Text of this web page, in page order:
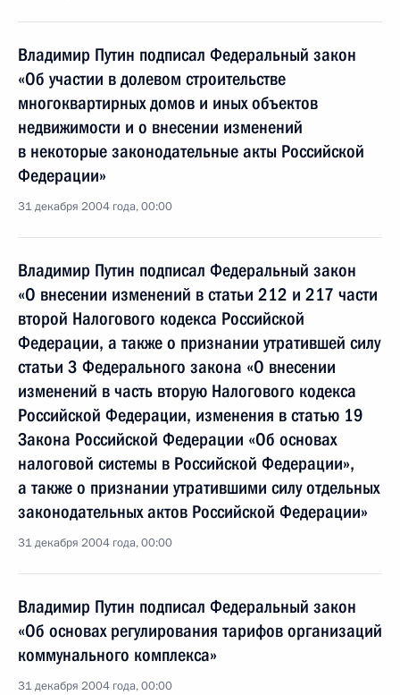
Владимир Путин подписал Федеральный закон
«Об участии в долевом строительстве
многоквартирных домов и иных объектов
недвижимости и о внесении изменений
в некоторые законодательные акты Российской
Федерации»
31 декабря 2004 года, 00:00
Владимир Путин подписал Федеральный закон
«О внесении изменений в статьи 212 и 217 части
второй Налогового кодекса Российской
Федерации, а также о признании утратившей силу
статьи 3 Федерального закона «О внесении
изменений в часть вторую Налогового кодекса
Российской Федерации, изменения в статью 19
Закона Российской Федерации «Об основах
налоговой системы в Российской Федерации»,
а также о признании утратившими силу отдельных
законодательных актов Российской Федерации»
31 декабря 2004 года, 00:00
Владимир Путин подписал Федеральный закон
«Об основах регулирования тарифов организаций
коммунального комплекса»
31 декабря 2004 года, 00:00